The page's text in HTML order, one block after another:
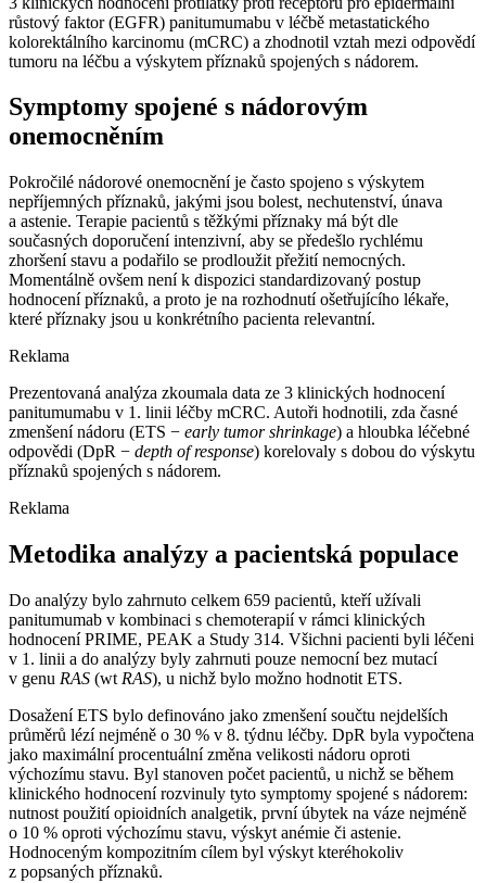
růstový faktor (EGFR) panitumumabu v léčbě metastatického
kolorektálního karcinomu (mCRC) a zhodnotil vztah mezi odpovědí
tumoru na léčbu a výskytem příznaků spojených s nádorem.
Symptomy spojené s nádorovým
onemocněním
Pokročilé nádorové onemocnění je často spojeno s výskytem
nepříjemných příznaků, jakými jsou bolest, nechutenství, únava
a astenie. Terapie pacientů s těžkými příznaky má být dle
současných doporučení intenzivní, aby se předešlo rychlému
zhoršení stavu a podařilo se prodloužit přežití nemocných.
Momentálně ovšem není k dispozici standardizovaný postup
hodnocení příznaků, a proto je na rozhodnutí ošetřujícího lékaře,
které příznaky jsou u konkrétního pacienta relevantní.
Reklama
Prezentovaná analýza zkoumala data ze 3 klinických hodnocení
panitumumabu v 1. linii léčby mCRC. Autoři hodnotili, zda časné
zmenšení nádoru (ETS −⁠ early tumor shrinkage) a hloubka léčebné
odpovědi (DpR −⁠ depth of response) korelovaly s dobou do výskytu
příznaků spojených s nádorem.
Reklama
Metodika analýzy a pacientská populace
Do analýzy bylo zahrnuto celkem 659 pacientů, kteří užívali
panitumumab v kombinaci s chemoterapií v rámci klinických
hodnocení PRIME, PEAK a Study 314. Všichni pacienti byli léčeni
v 1. linii a do analýzy byly zahrnuti pouze nemocní bez mutací
v genu RAS (wt RAS), u nichž bylo možno hodnotit ETS.
Dosažení ETS bylo definováno jako zmenšení součtu nejdelších
průměrů lézí nejméně o 30 % v 8. týdnu léčby. DpR byla vypočtena
jako maximální procentuální změna velikosti nádoru oproti
výchozímu stavu. Byl stanoven počet pacientů, u nichž se během
klinického hodnocení rozvinuly tyto symptomy spojené s nádorem:
nutnost použití opioidních analgetik, první úbytek na váze nejméně
o 10 % oproti výchozímu stavu, výskyt anémie či astenie.
Hodnoceným kompozitním cílem byl výskyt kteréhokoliv
z popsaných příznaků.